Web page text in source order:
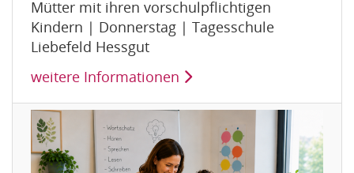
Mütter mit ihren vorschulpflichtigen
Kindern | Donnerstag | Tagesschule
Liebefeld Hessgut
weitere Informationen